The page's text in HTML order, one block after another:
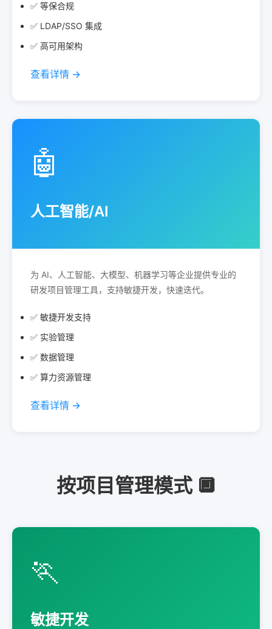
✅ 等保合规
✅ LDAP/SSO 集成
✅ 高可用架构
查看详情 →
🤖
人工智能/AI
为 AI、人工智能、大模型、机器学习等企业提供专业的
研发项目管理工具，支持敏捷开发，快速迭代。
✅ 敏捷开发支持
✅ 实验管理
✅ 数据管理
✅ 算力资源管理
查看详情 →
按项目管理模式 🔲
🏃
敏捷开发